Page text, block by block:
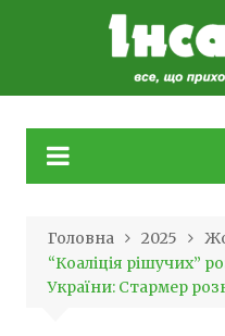
Головна 2025
“Коаліція рішучих”
України: Стармер